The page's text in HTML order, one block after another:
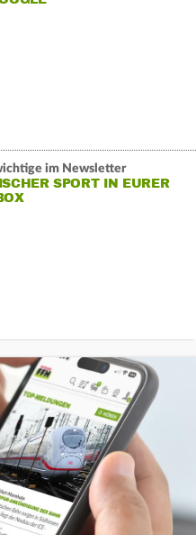
im Newsletter
SPORT IN EURER